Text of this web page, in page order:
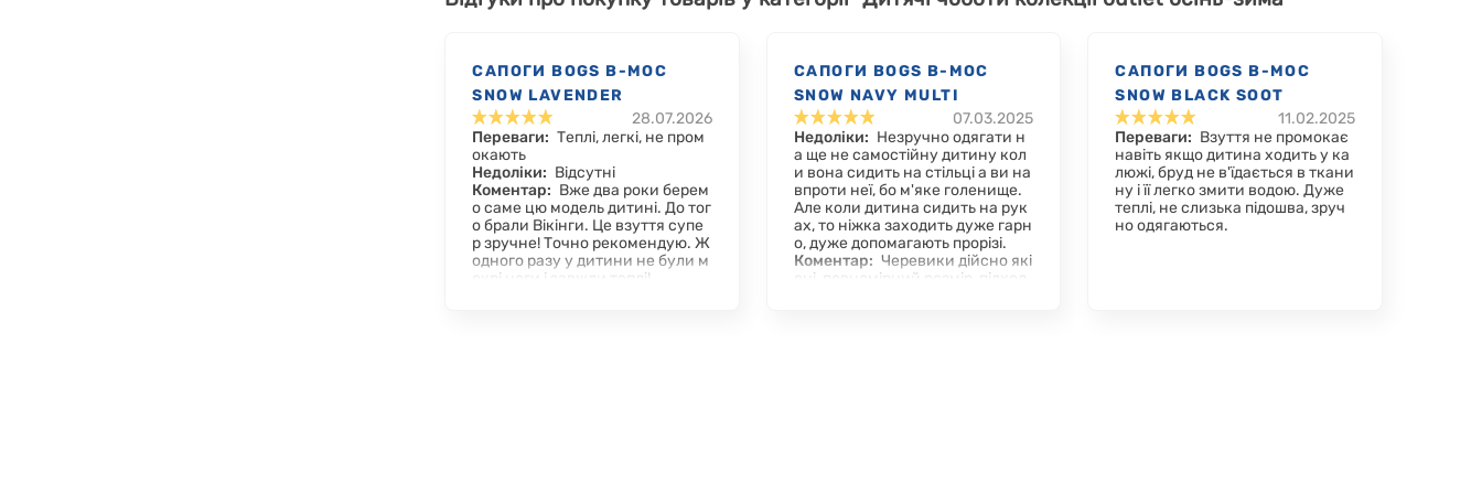
САПОГИ BOGS B-MOC
SNOW LAVENDER
28.07.2026
Переваги: Теплі, легкі, не пром
окають
Недоліки: Відсутні
Коментар: Вже два роки берем
о саме цю модель дитині. До тог
о брали Вікінги. Це взуття супе
р зручне! Точно рекомендую. Ж
одного разу у дитини не були м
окрі ноги і завжди теплі!
САПОГИ BOGS B-MOC
SNOW NAVY MULTI
07.03.2025
Недоліки: Незручно одягати н
а ще не самостійну дитину кол
и вона сидить на стільці а ви на
впроти неї, бо м'яке голенище.
Але коли дитина сидить на рук
ах, то ніжка заходить дуже гарн
о, дуже допомагають прорізі.
Коментар: Черевики дійсно які
сні, повномірний розмір, підход
САПОГИ BOGS B-MOC
SNOW BLACK SOOT
11.02.2025
Переваги: Взуття не промокає
навіть якщо дитина ходить у ка
люжі, бруд не в'їдається в ткани
ну і її легко змити водою. Дуже
теплі, не слизька підошва, зруч
но одягаються.